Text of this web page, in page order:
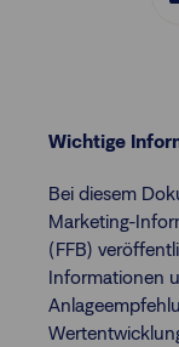
Wichtige
Bei diesem
Marketing-
(FFB)
Informationen